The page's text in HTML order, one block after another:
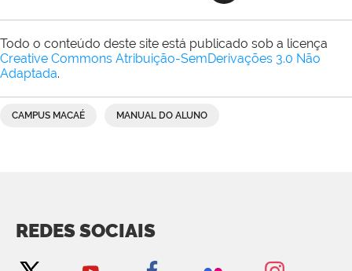
Todo o conteúdo deste site está publicado sob a licença
Creative Commons Atribuição-SemDerivações 3.0 Não
Adaptada.
CAMPUS MACAÉ MANUAL DO ALUNO
REDES SOCIAIS